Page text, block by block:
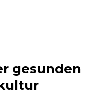
gesunden